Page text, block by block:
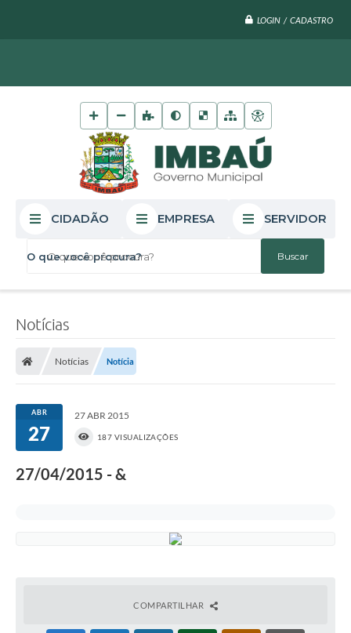
LOGIN / CADASTRO
O que você procura?
CIDADÃO EMPRESA SERVIDOR
Notícias
Notícias Notícia
ABR
27
27 ABR 2015
187 VISUALIZAÇÕES
27/04/2015 - &
COMPARTILHAR